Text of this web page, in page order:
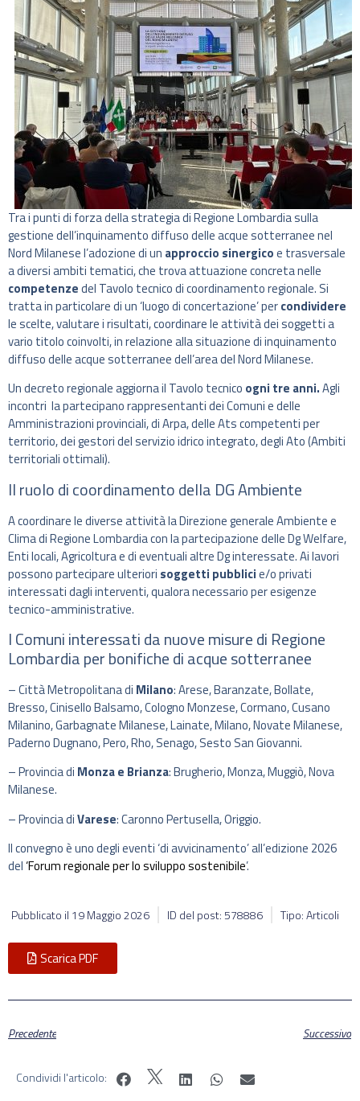
Tra i punti di forza della strategia di Regione Lombardia sulla
gestione dell’inquinamento diffuso delle acque sotterranee nel
Nord Milanese l’adozione di un approccio sinergicoe trasversale
a diversi ambiti tematici, che trova attuazione concreta nelle
competenzedel Tavolo tecnico di coordinamento regionale. Si
tratta in particolare di un ‘luogo di concertazione’ percondividere
le scelte, valutare i risultati, coordinare le attività dei soggetti a
vario titolo coinvolti, in relazione alla situazione di inquinamento
diffuso delle acque sotterranee dell’area del Nord Milanese.
Un decreto regionale aggiorna il Tavolo tecnico ogni tre anni.Agli
incontri la partecipano rappresentanti dei Comuni e delle
Amministrazioni provinciali, di Arpa, delle Ats competenti per
territorio, dei gestori del servizio idrico integrato, degli Ato (Ambiti
territoriali ottimali).
Il ruolo di coordinamento della DG Ambiente
A coordinare le diverse attività la Direzione generale Ambiente e
Clima di Regione Lombardia con la partecipazione delle Dg Welfare,
Enti locali, Agricoltura e di eventuali altre Dg interessate. Ai lavori
possono partecipare ulteriori soggetti pubblicie/o privati
interessati dagli interventi, qualora necessario per esigenze
tecnico-amministrative.
I Comuni interessati da nuove misure di Regione
Lombardia per bonifiche di acque sotterranee
– Città Metropolitana di Milano: Arese, Baranzate, Bollate,
Bresso, Cinisello Balsamo, Cologno Monzese, Cormano, Cusano
Milanino, Garbagnate Milanese, Lainate, Milano, Novate Milanese,
Paderno Dugnano, Pero, Rho, Senago, Sesto San Giovanni.
– Provincia di Monza e Brianza: Brugherio, Monza, Muggiò, Nova
Milanese.
– Provincia diVarese: Caronno Pertusella, Origgio.
Il convegno è uno degli eventi ‘di avvicinamento’ all’edizione 2026
del ‘Forum regionale per lo sviluppo sostenibile’.
Pubblicato il 19 Maggio 2026 ID del post: 578886 Tipo: Articoli
Scarica PDF
Precedente Successivo
Condividi l'articolo: